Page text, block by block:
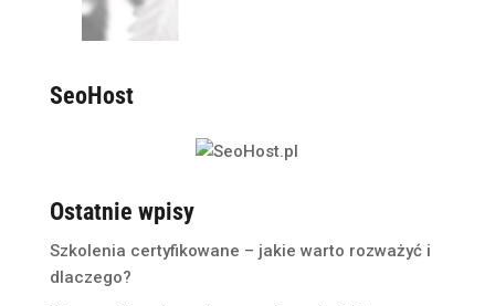
SeoHost
Ostatnie wpisy
Szkolenia certyfikowane – jakie warto rozważyć i
dlaczego?